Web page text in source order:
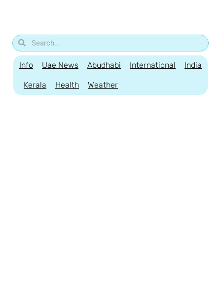
Info Uae News Abudhabi International India
Kerala Health Weather